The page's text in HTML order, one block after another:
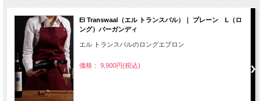
El Transwaal（エル トランスバル）｜ プレーン L（ロ
ング）バーガンディ
エル トランスバルのロングエプロン
価格： 9,900円(税込)